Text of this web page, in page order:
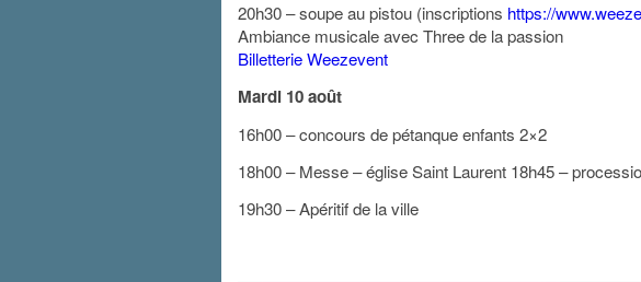
20h30 – soupe au pistou (inscriptions https://
Ambiance musicale avec Three de la passion
Billetterie Weezevent
Mardi 10 août
16h00 – concours de pétanque enfants 2×2
18h00 – Messe – église Saint Laurent 18h45 –
19h30 – Apéritif de la ville